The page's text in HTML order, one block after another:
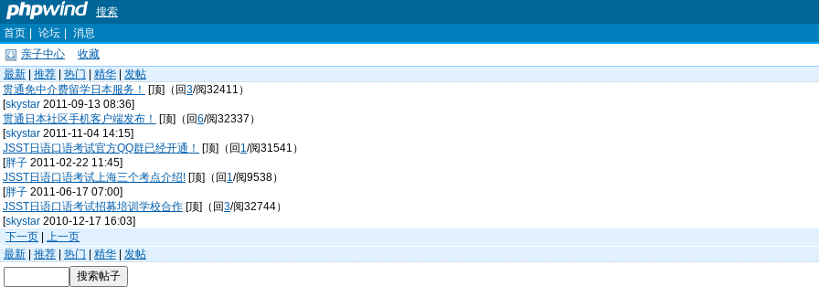
搜索
首页
论坛
消息
亲子中心
收藏
最新
推荐 热门 精华
发帖
贯通免中介费留学日本服务！
[顶]（回3/阅32411）
[skystar 2011-09-13 08:36]
贯通日本社区手机客户端发布！
[顶]（回6/阅32337）
[skystar 2011-11-04 14:15]
JSST日语口语考试官方QQ群已经开通！
[顶]（回 1/阅31541）
[胖子 2011-02-22 11:45]
JSST日语口语考试上海三个考点介绍! [顶]（回 1/阅9538）
[胖子 2011-06-17 07:00]
JSST日语口语考试招募培训学校合作 [顶]（回3/阅32744）
[skystar 2010-12-17 16:03]
下一页
上一页
最新
推荐 热门 精华 发帖